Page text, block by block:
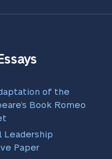
of the
Book Romeo
Leadership
Paper